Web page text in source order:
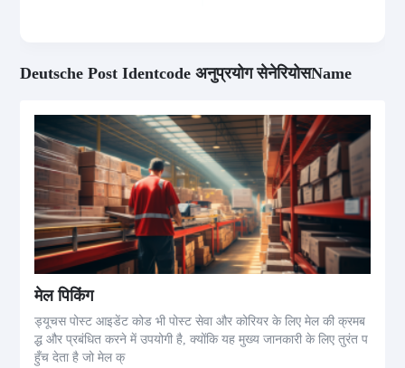
Deutsche Post Identcode अनुप्रयोग सेनेरियोसName
मेल पिकिंग
ड्यूचस पोस्ट आइडेंट कोड भी पोस्ट सेवा और कोरियर के लिए मेल की क्रमब
द्ध और प्रबंधित करने में उपयोगी है, क्योंकि यह मुख्य जानकारी के लिए तुरंत प
हुँच देता है जो मेल क्